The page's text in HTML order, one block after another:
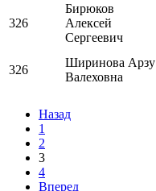
326
Бирюков
Алексей
Сергеевич
326
Ширинова Арзу
Валеховна
Назад
1
2
3
4
Вперед